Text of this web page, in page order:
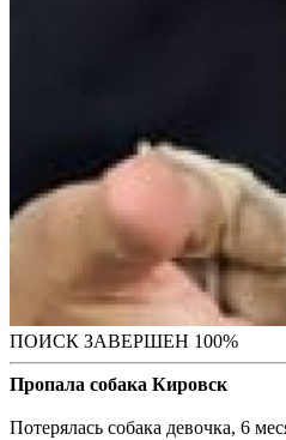
ПОИСК ЗАВЕРШЕН 100%
Пропала собака Кировск
Потерялась собака девочка, 6